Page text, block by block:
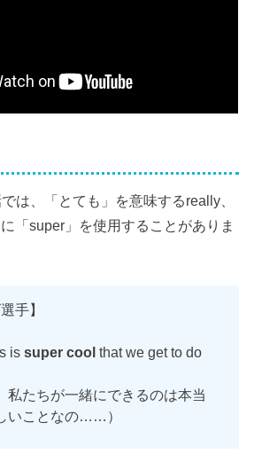
は、「とても」を意味するreally、
「super」を使用することがありま
手】
issuper cool that we get to do
私たちが一緒にできるのは本当
いことなの……）